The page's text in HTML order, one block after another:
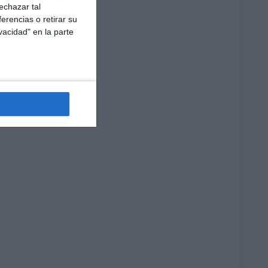
tal
o retirar su
en la parte